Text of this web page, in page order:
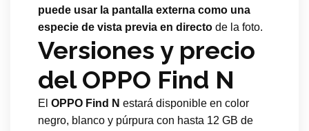
puede usar la pantalla externa como una
especie de vista previa en directo de la foto.
Versiones y precio
del OPPO Find N
El OPPO Find N estará disponible en color
negro, blanco y púrpura con hasta 12 GB de